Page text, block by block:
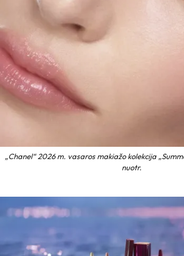
„Chanel“ 2026 m. vasaros makiažo kolekcija
nuotr.